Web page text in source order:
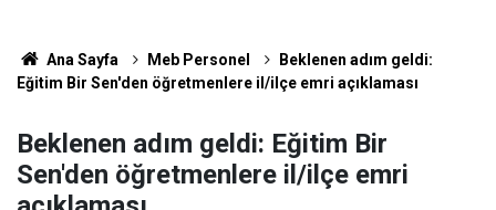
Ana Sayfa Meb Personel
Beklenen adım geldi:
Eğitim Bir Sen'den öğretmenlere il/ilçe emri açıklaması
Beklenen adım geldi: Eğitim Bir
Sen'den öğretmenlere il/ilçe emri